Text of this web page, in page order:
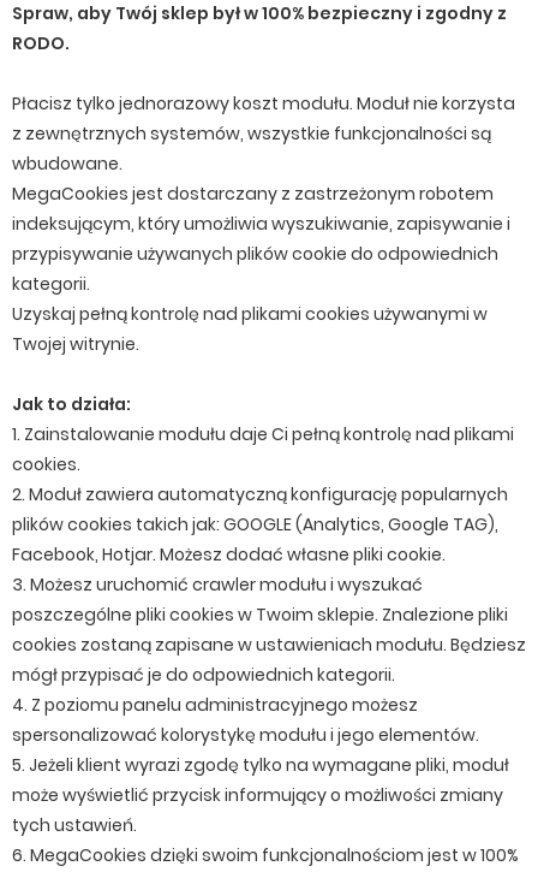
Spraw, aby Twój sklep był w 100% bezpieczny i zgodny z
RODO.
Płacisz tylko jednorazowy koszt modułu. Moduł nie korzysta
z zewnętrznych systemów, wszystkie funkcjonalności są
wbudowane.
MegaCookies jest dostarczany z zastrzeżonym robotem
indeksującym, który umożliwia wyszukiwanie, zapisywanie i
przypisywanie używanych plików cookie do odpowiednich
kategorii.
Uzyskaj pełną kontrolę nad plikami cookies używanymi w
Twojej witrynie.
Jak to działa:
1. Zainstalowanie modułu daje Ci pełną kontrolę nad plikami
cookies.
2. Moduł zawiera automatyczną konfigurację popularnych
plików cookies takich jak: GOOGLE (Analytics, Google TAG),
Facebook, Hotjar. Możesz dodać własne pliki cookie.
3. Możesz uruchomić crawler modułu i wyszukać
poszczególne pliki cookies w Twoim sklepie. Znalezione pliki
cookies zostaną zapisane w ustawieniach modułu. Będziesz
mógł przypisać je do odpowiednich kategorii.
4. Z poziomu panelu administracyjnego możesz
spersonalizować kolorystykę modułu i jego elementów.
5. Jeżeli klient wyrazi zgodę tylko na wymagane pliki, moduł
może wyświetlić przycisk informujący o możliwości zmiany
tych ustawień.
6. MegaCookies dzięki swoim funkcjonalnościom jest w 100%